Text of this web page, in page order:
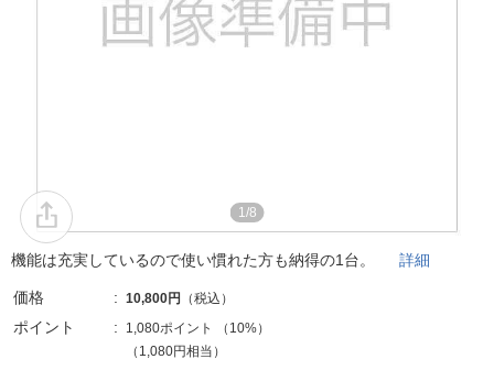
1/8
機能は充実しているので使い慣れた方も納得の1台。 詳細
価格 10,800円 （税込）
ポイント 1,080ポイント （ 10%）
（1,080円相当）